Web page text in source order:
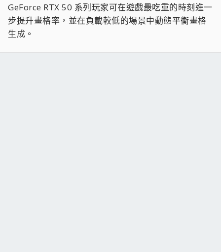
GeForce RTX 50 系列玩家可在遊戲最吃重的時刻進一
步提升畫格率，並在負載較低的場景中動態平衡畫格
生成。